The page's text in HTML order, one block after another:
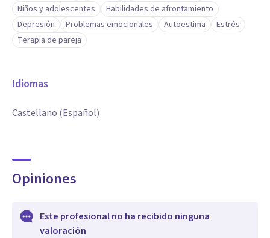
Niños y adolescentes
Habilidades de afrontamiento
Depresión
Problemas emocionales Autoestima
Estrés
Terapia de pareja
Idiomas
Castellano (Español)
Opiniones
Este profesional no ha recibido ninguna
valoración